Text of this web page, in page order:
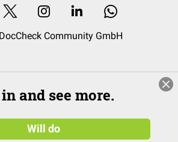
Community GmbH
and see more.
Will do